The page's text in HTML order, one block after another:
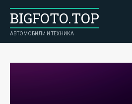
BIGFOTO.TOP
АВТОМОБИЛИ И ТЕХНИКА